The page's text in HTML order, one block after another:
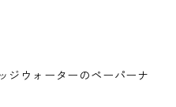
ウォーターのペーパーナ